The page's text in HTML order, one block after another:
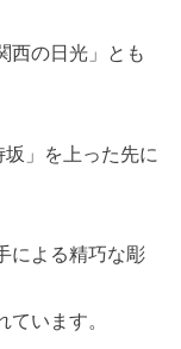
西の日光」とも
」を上った先に
による精巧な彫
います。